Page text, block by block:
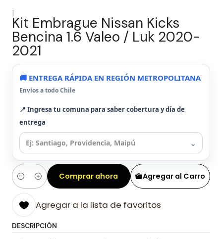
|
Kit Embrague Nissan Kicks
Bencina 1.6 Valeo / Luk 2020-
2021
🚚 ENTREGA RÁPIDA EN REGIÓN METROPOLITANA
Envíos a todo Chile
📍 Ingresa tu comuna para saber cobertura y día de
entrega
⌄
Cantidad
Agregar al Carro
Comprar ahora
Agregar a la lista de favoritos
DESCRIPCIÓN